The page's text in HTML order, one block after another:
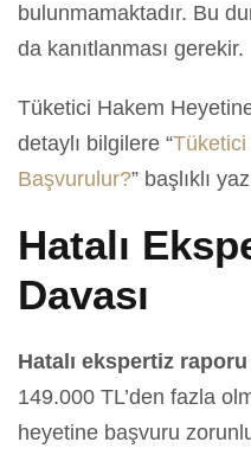
bulunmamaktadır. Bu
da kanıtlanması gerekir.
Tüketici Hakem
detaylı bilgilere “Tüketici
Başvurulur?” başlıklı
Hatalı
Davası
Hatalı ekspertiz raporu
149.000 TL’den fazla
heyetine başvuru